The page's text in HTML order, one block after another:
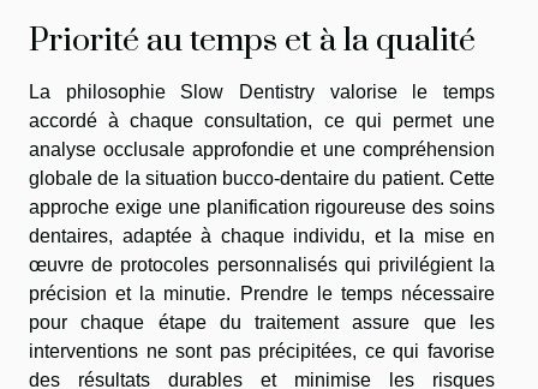
Priorité au temps et à la qualité
La philosophie Slow Dentistry valorise le temps
accordé à chaque consultation, ce qui permet une
analyse occlusale approfondie et une compréhension
globale de la situation bucco-dentaire du patient. Cette
approche exige une planification rigoureuse des soins
dentaires, adaptée à chaque individu, et la mise en
œuvre de protocoles personnalisés qui privilégient la
précision et la minutie. Prendre le temps nécessaire
pour chaque étape du traitement assure que les
interventions ne sont pas précipitées, ce qui favorise
des résultats durables et minimise les risques